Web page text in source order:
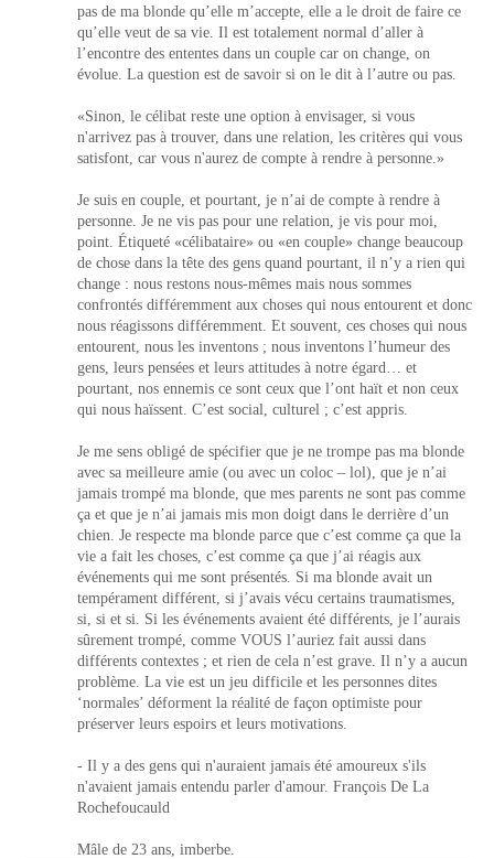
pas de ma blonde qu’elle m’accepte, elle a le droit de faire ce
qu’elle veut de sa vie. Il est totalement normal d’aller à
l’encontre des ententes dans un couple car on change, on
évolue. La question est de savoir si on le dit à l’autre ou pas.
«Sinon, le célibat reste une option à envisager, si vous
n'arrivez pas à trouver, dans une relation, les critères qui vous
satisfont, car vous n'aurez de compte à rendre à personne.»
Je suis en couple, et pourtant, je n’ai de compte à rendre à
personne. Je ne vis pas pour une relation, je vis pour moi,
point. Étiqueté «célibataire» ou «en couple» change beaucoup
de chose dans la tête des gens quand pourtant, il n’y a rien qui
change : nous restons nous-mêmes mais nous sommes
confrontés différemment aux choses qui nous entourent et donc
nous réagissons différemment. Et souvent, ces choses qui nous
entourent, nous les inventons ; nous inventons l’humeur des
gens, leurs pensées et leurs attitudes à notre égard… et
pourtant, nos ennemis ce sont ceux que l’ont haït et non ceux
qui nous haïssent. C’est social, culturel ; c’est appris.
Je me sens obligé de spécifier que je ne trompe pas ma blonde
avec sa meilleure amie (ou avec un coloc – lol), que je n’ai
jamais trompé ma blonde, que mes parents ne sont pas comme
ça et que je n’ai jamais mis mon doigt dans le derrière d’un
chien. Je respecte ma blonde parce que c’est comme ça que la
vie a fait les choses, c’est comme ça que j’ai réagis aux
événements qui me sont présentés. Si ma blonde avait un
tempérament différent, si j’avais vécu certains traumatismes,
si, si et si. Si les événements avaient été différents, je l’aurais
sûrement trompé, comme VOUS l’auriez fait aussi dans
différents contextes ; et rien de cela n’est grave. Il n’y a aucun
problème. La vie est un jeu difficile et les personnes dites
‘normales’ déforment la réalité de façon optimiste pour
préserver leurs espoirs et leurs motivations.
- Il y a des gens qui n'auraient jamais été amoureux s'ils
n'avaient jamais entendu parler d'amour. François De La
Rochefoucauld
Mâle de 23 ans, imberbe.